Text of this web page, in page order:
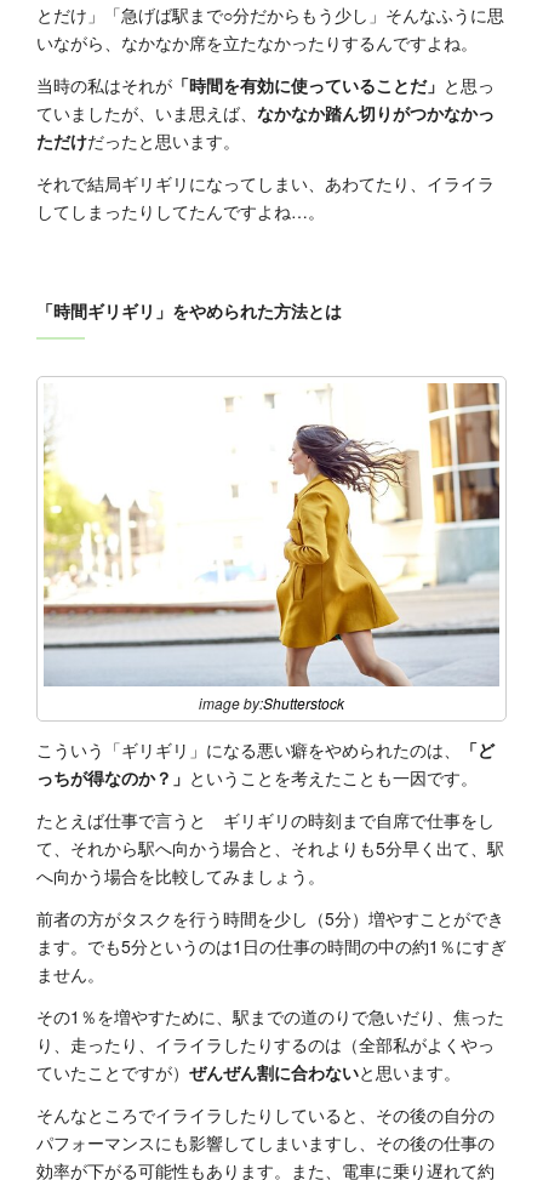
とだけ」「急げば駅まで○分だからもう少し」そんなふうに思
いながら、なかなか席を立たなかったりするんですよね。
当時の私はそれが 「時間を有効に使っていることだ」 と思っ
ていましたが、いま思えば、 なかなか踏ん切りがつかなかっ
ただけだったと思います。
それで結局ギリギリになってしまい、あわてたり、イライラ
してしまったりしてたんですよね…。
「時間ギリギリ」をやめられた方法とは
image by:Shutterstock
こういう「ギリギリ」になる悪い癖をやめられたのは、
「ど
っちが得なのか？」 ということを考えたことも一因です。
たとえば仕事で言うと ギリギリの時刻まで自席で仕事をし
て、それから駅へ向かう場合と、それよりも5分早く出て、駅
へ向かう場合を比較してみましょう。
前者の方がタスクを行う時間を少し（5分）増やすことができ
ます。でも5分というのは1日の仕事の時間の中の約1％にすぎ
ません。
その1％を増やすために、駅までの道のりで急いだり、焦った
り、走ったり、イライラしたりするのは（全部私がよくやっ
ていたことですが） ぜんぜん割に合わないと思います。
そんなところでイライラしたりしていると、その後の自分の
パフォーマンスにも影響してしまいますし、その後の仕事の
効率が下がる可能性もあります。また、電車に乗り遅れて約